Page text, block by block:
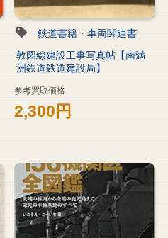
鉄道書籍・車両関連書
敦図線建設工事写真帖【南満
洲鉄道鉄道建設局】
参考買取価格
2,300円